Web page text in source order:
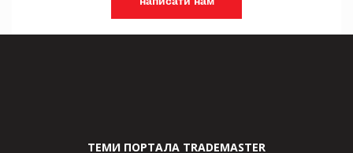
ТЕМИ ПОРТАЛА TRADEMASTER